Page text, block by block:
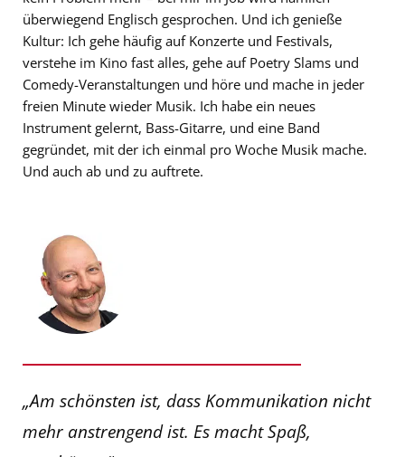
überwiegend Englisch gesprochen. Und ich genieße
Kultur: Ich gehe häufig auf Konzerte und Festivals,
verstehe im Kino fast alles, gehe auf Poetry Slams und
Comedy-Veranstaltungen und höre und mache in jeder
freien Minute wieder Musik. Ich habe ein neues
Instrument gelernt, Bass-Gitarre, und eine Band
gegründet, mit der ich einmal pro Woche Musik mache.
Und auch ab und zu auftrete.
„Am schönsten ist, dass Kommunikation nicht
mehr anstrengend ist. Es macht Spaß,